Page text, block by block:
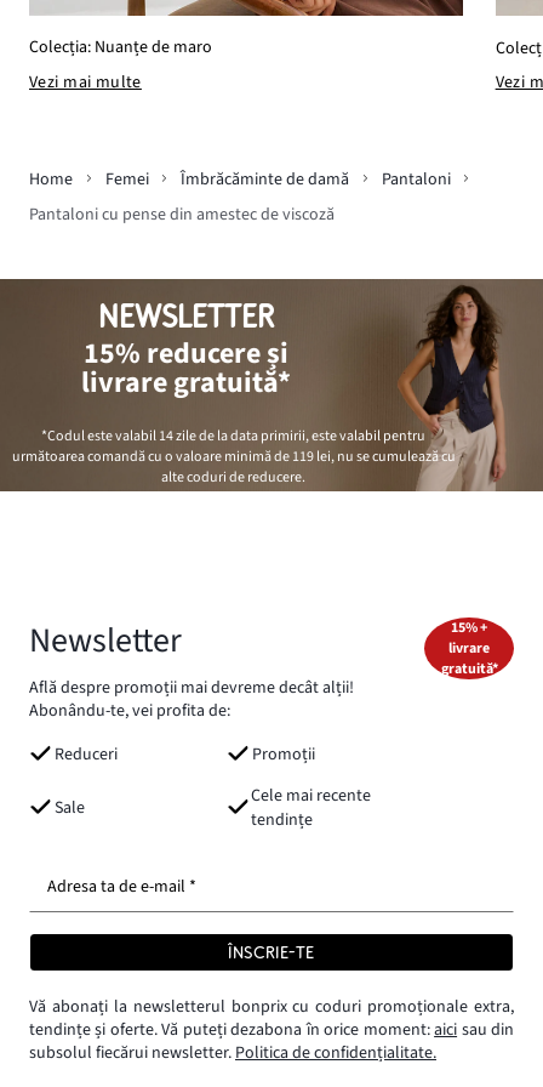
Colecția: Nuanțe de maro
Vezi mai multe
Vezi
Home Femei Îmbrăcăminte de damă
Pantaloni
Pantaloni cu pense din amestec de viscoză
NEWSLETTER
15% reducere și
livrare gratuită*
*Codul este valabil 14 zile de la data primirii, este valabil pentru
următoarea comandă cu o valoare minimă de119 lei, nu se cumulează cu
alte coduri de reducere.
Newsletter
Află despre promoții mai devreme decât alții!
Abonându-te, vei profita de:
Reduceri
Promoții
Sale
Cele mai recente
tendințe
15% +
livrare
gratuită*
Adresa ta de e-mail *
ÎNSCRIE-TE
Vă abonați la newsletterul bonprix cu coduri promoționale extra,
tendințe și oferte. Vă puteți dezabona în orice moment:aici sau din
subsolul fiecărui newsletter.Politica de confidențialitate.